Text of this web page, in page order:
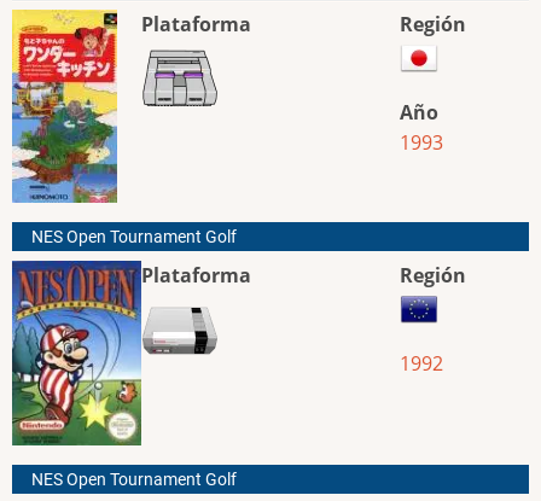
Plataforma Región
Año
1993
NES Open Tournament Golf
Plataforma Región
1992
NES Open Tournament Golf